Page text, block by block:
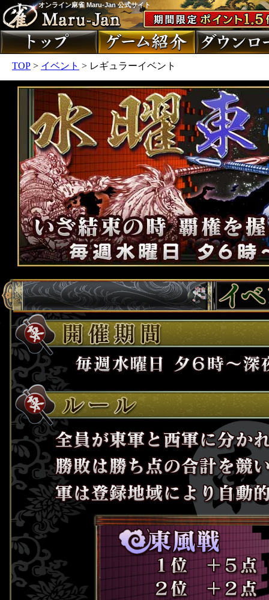
オンライン麻雀 Maru-Jan 公式サイト
TOP > イベント > レギュラーイベント